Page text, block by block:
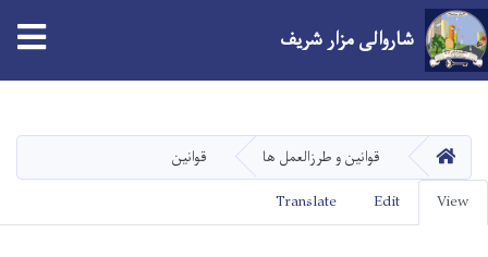
main
content
شاروالی مزار شریف
صفحه اصلیقوانین و طرزالعمل ها قوانین
Primary
tabs
View
Edit
Translate